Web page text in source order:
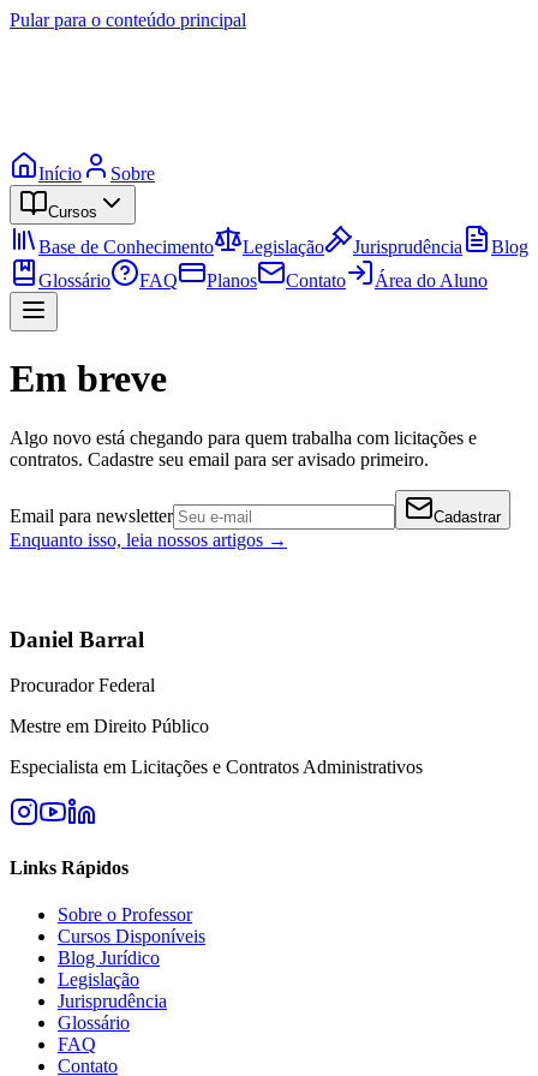
Pular para o conteúdo principal
Início Sobre
Cursos
Base de Conhecimento Legislação Jurisprudência
Blog
Glossário
FAQ Planos Contato Área do Aluno
Em breve
Algo novo está chegando para quem trabalha com licitações e
contratos. Cadastre seu email para ser avisado primeiro.
Email para newsletter Cadastrar
Enquanto isso, leia nossos artigos →
Daniel Barral
Procurador Federal
Mestre em Direito Público
Especialista em Licitações e Contratos Administrativos
Links Rápidos
Sobre o Professor
Cursos Disponíveis
Blog Jurídico
Legislação
Jurisprudência
Glossário
FAQ
Contato